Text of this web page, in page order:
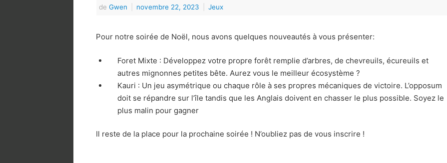
de Gwen novembre 22, 2023 Jeux
Pour notre soirée de Noël, nous avons quelques nouveautés à vous présenter:
Foret Mixte : Développez votre propre forêt remplie d’arbres, de chevreuils, écureuils et
autres mignonnes petites bête. Aurez vous le meilleur écosystème ?
Kauri : Un jeu asymétrique ou chaque rôle à ses propres mécaniques de victoire. L’opposum
doit se répandre sur l’île tandis que les Anglais doivent en chasser le plus possible. Soyez le
plus malin pour gagner
Il reste de la place pour la prochaine soirée ! N’oubliez pas de vous inscrire !